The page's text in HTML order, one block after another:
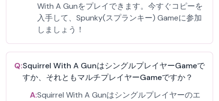
With A Gunをプレイできます。今すぐコピーを
入手して、Spunky(スプランキー) Gameに参加
しましょう！
Q:Squirrel With A GunはシングルプレイヤーGameで
すか、それともマルチプレイヤーGameですか？
A:Squirrel With A Gunはシングルプレイヤーのエ